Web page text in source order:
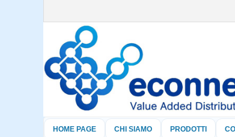
HOME PAGE CHI SIAMO PRODOTTI